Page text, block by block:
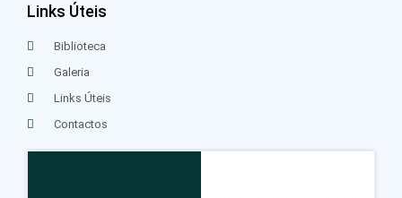
Links Úteis
Biblioteca
Galeria
Links Úteis
Contactos